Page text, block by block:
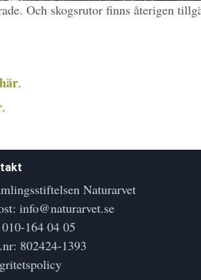
Och skogsrutor finns återigen
här.
.
Naturarvet
info@naturarvet.se
010-164 04 05
802424-1393